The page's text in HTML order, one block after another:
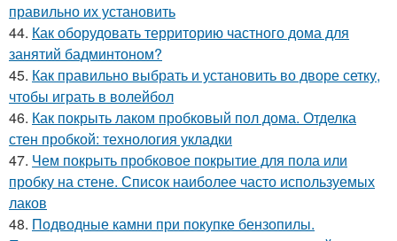
правильно их установить
44. Как оборудовать территорию частного дома для
занятий бадминтоном?
45. Как правильно выбрать и установить во дворе сетку,
чтобы играть в волейбол
46. Как покрыть лаком пробковый пол дома. Отделка
стен пробкой: технология укладки
47. Чем покрыть пробковое покрытие для пола или
пробку на стене. Список наиболее часто используемых
лаков
48. Подводные камни при покупке бензопилы.